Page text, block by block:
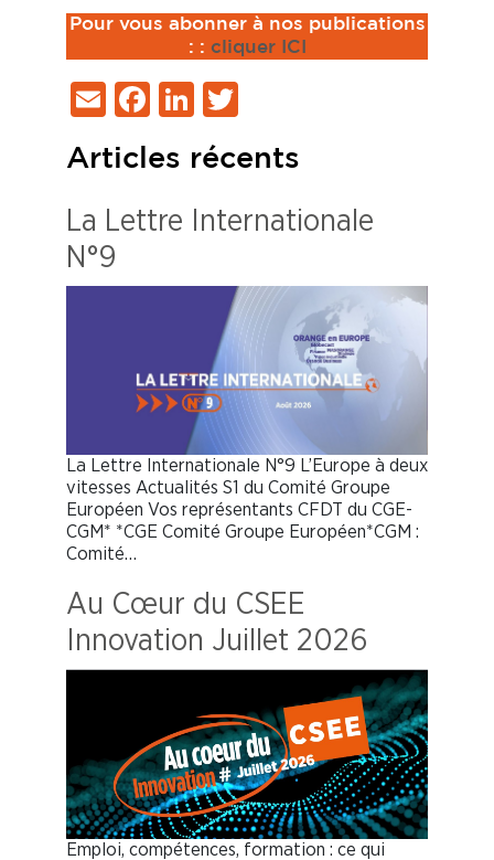
Pour vous abonner à nos publications
: : cliquer ICI
EmailFacebook
LinkedIn
Articles récents
La Lettre Internationale
N°9
La Lettre Internationale N°9 L’Europe à deux
vitesses Actualités S1 du Comité Groupe
Européen Vos représentants CFDT du CGE-
CGM* *CGE Comité Groupe Européen*CGM :
Comité…
Au Cœur du CSEE
Innovation Juillet 2026
Emploi, compétences, formation : ce qui